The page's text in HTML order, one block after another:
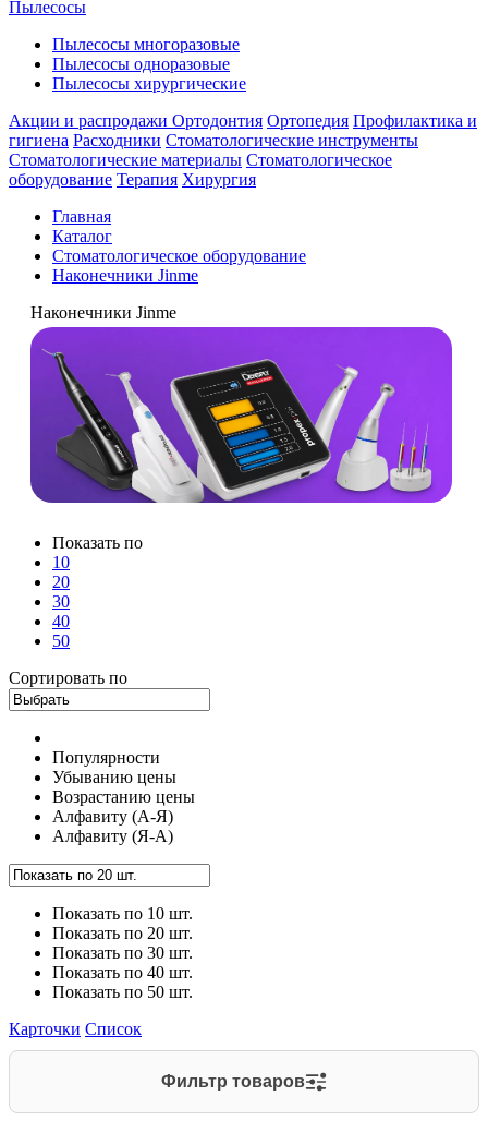
Пылесосы
Пылесосы многоразовые
Пылесосы одноразовые
Пылесосы хирургические
Акции и распродажи Ортодонтия Ортопедия Профилактика и
гигиена Расходники Стоматологические инструменты
Стоматологические материалы Стоматологическое
оборудование Терапия Хирургия
Главная
Каталог
Стоматологическое оборудование
Наконечники Jinme
Наконечники Jinme
Показать по
10
20
30
40
50
Сортировать по
Популярности
Убыванию цены
Возрастанию цены
Алфавиту (А-Я)
Алфавиту (Я-А)
Показать по 10 шт.
Показать по 20 шт.
Показать по 30 шт.
Показать по 40 шт.
Показать по 50 шт.
Карточки Список
Фильтр товаров